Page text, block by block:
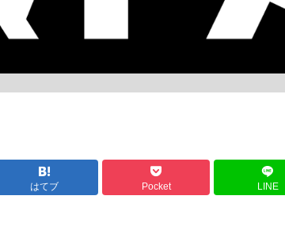
はてブ Pocket LINE